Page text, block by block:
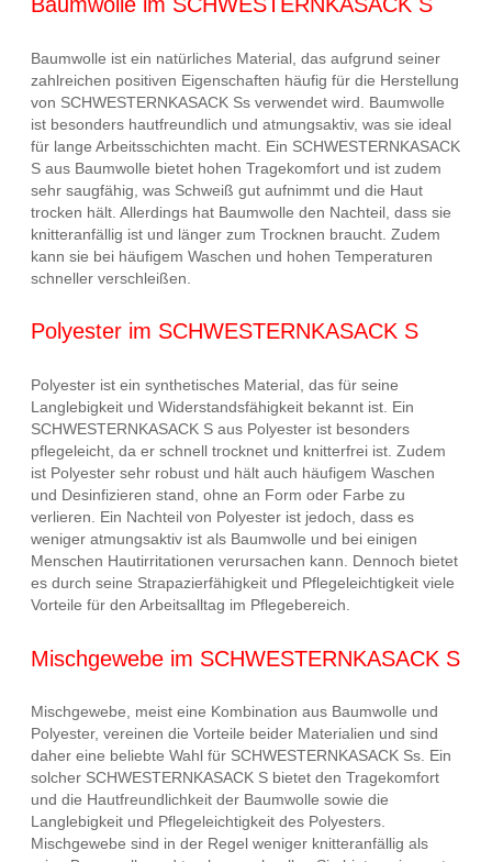
Baumwolle ist ein natürliches Material, das aufgrund seiner
zahlreichen positiven Eigenschaften häufig für die Herstellung
von SCHWESTERNKASACK Ss verwendet wird. Baumwolle
ist besonders hautfreundlich und atmungsaktiv, was sie ideal
für lange Arbeitsschichten macht. Ein SCHWESTERNKASACK
S aus Baumwolle bietet hohen Tragekomfort und ist zudem
sehr saugfähig, was Schweiß gut aufnimmt und die Haut
trocken hält. Allerdings hat Baumwolle den Nachteil, dass sie
knitteranfällig ist und länger zum Trocknen braucht. Zudem
kann sie bei häufigem Waschen und hohen Temperaturen
schneller verschleißen.
Polyester im SCHWESTERNKASACK S
Polyester ist ein synthetisches Material, das für seine
Langlebigkeit und Widerstandsfähigkeit bekannt ist. Ein
SCHWESTERNKASACK S aus Polyester ist besonders
pflegeleicht, da er schnell trocknet und knitterfrei ist. Zudem
ist Polyester sehr robust und hält auch häufigem Waschen
und Desinfizieren stand, ohne an Form oder Farbe zu
verlieren. Ein Nachteil von Polyester ist jedoch, dass es
weniger atmungsaktiv ist als Baumwolle und bei einigen
Menschen Hautirritationen verursachen kann. Dennoch bietet
es durch seine Strapazierfähigkeit und Pflegeleichtigkeit viele
Vorteile für den Arbeitsalltag im Pflegebereich.
Mischgewebe im SCHWESTERNKASACK S
Mischgewebe, meist eine Kombination aus Baumwolle und
Polyester, vereinen die Vorteile beider Materialien und sind
daher eine beliebte Wahl für SCHWESTERNKASACK Ss. Ein
solcher SCHWESTERNKASACK S bietet den Tragekomfort
und die Hautfreundlichkeit der Baumwolle sowie die
Langlebigkeit und Pflegeleichtigkeit des Polyesters.
Mischgewebe sind in der Regel weniger knitteranfällig als